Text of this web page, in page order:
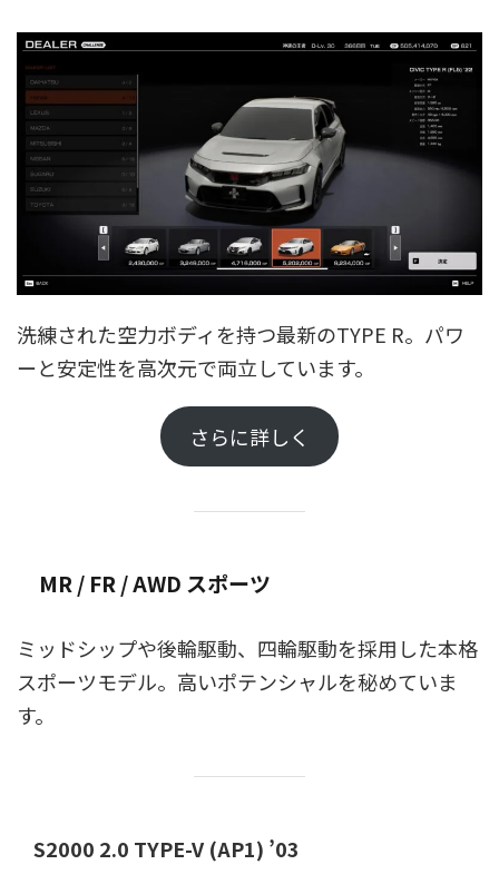
洗練された空力ボディを持つ最新のTYPE R。パワ
ーと安定性を高次元で両立しています。
さらに詳しく
MR / FR / AWD スポーツ
ミッドシップや後輪駆動、四輪駆動を採用した本格
スポーツモデル。高いポテンシャルを秘めていま
す。
S2000 2.0 TYPE-V (AP1) ’03